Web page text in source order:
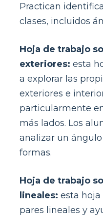
Practican
clases, incluidos
Hoja de trabajo
exteriores: esta
a explorar las
exteriores e
particularmente
más lados. Los
analizar un
formas.
Hoja de trabajo
lineales: esta hoja
pares lineales y